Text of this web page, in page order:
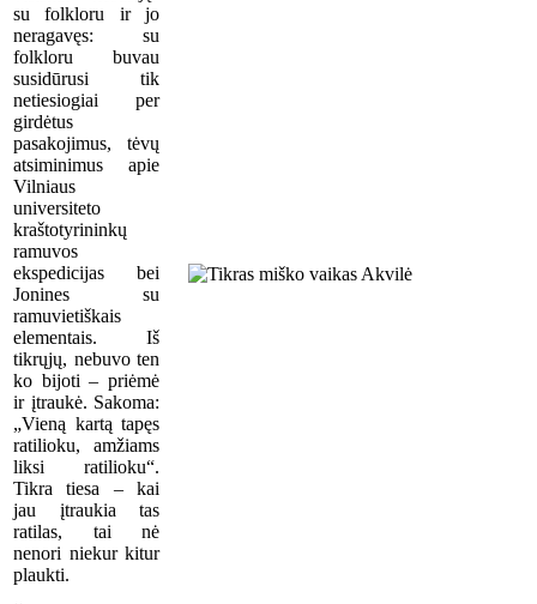
su folkloru ir jo
neragavęs: su
folkloru buvau
susidūrusi tik
netiesiogiai per
girdėtus
pasakojimus, tėvų
atsiminimus apie
Vilniaus
universiteto
kraštotyrininkų
ramuvos
ekspedicijas bei
Jonines su
ramuvietiškais
elementais. Iš
tikrųjų, nebuvo ten
ko bijoti – priėmė
ir įtraukė. Sakoma:
„Vieną kartą tapęs
ratilioku, amžiams
liksi ratilioku“.
Tikra tiesa – kai
jau įtraukia tas
ratilas, tai nė
nenori niekur kitur
plaukti.